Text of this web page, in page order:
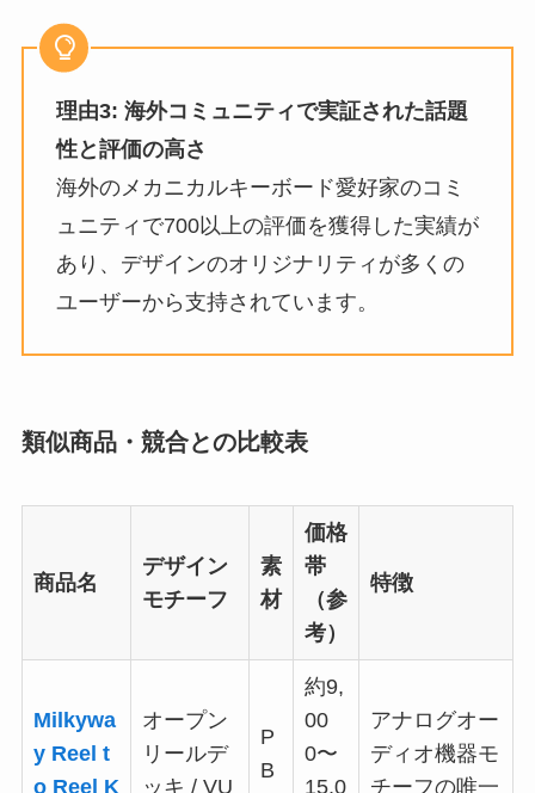
理由3: 海外コミュニティで実証された話題
性と評価の高さ
海外のメカニカルキーボード愛好家のコミ
ュニティで700以上の評価を獲得した実績が
あり、デザインのオリジナリティが多くの
ユーザーから支持されています。
類似商品・競合との比較表
商品名
デザイン
モチーフ
素
材
価格
帯
（参
考）
特徴
Milkywa
y Reel t
o Reel K
オープン
リールデ
ッキ / VU
P
B
約9,
00
0〜
15,0
アナログオー
ディオ機器モ
チーフの唯一